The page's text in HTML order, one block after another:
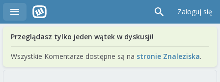
Zaloguj się
Przeglądasz tylko jeden wątek w dyskusji!
Wszystkie Komentarze dostępne są na stronie Znaleziska.